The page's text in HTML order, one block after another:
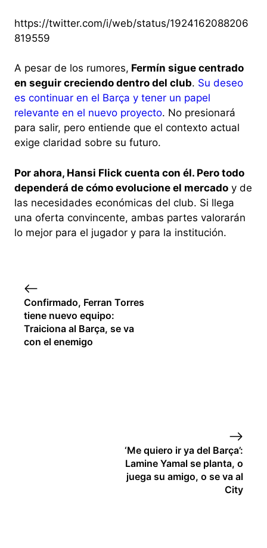
https://twitter.com/i/web/status/1924162088206
819559
A pesar de los rumores, Fermín sigue centrado
en seguir creciendo dentro del club. Su deseo
es continuar en el Barça y tener un papel
relevante en el nuevo proyecto. No presionará
para salir, pero entiende que el contexto actual
exige claridad sobre su futuro.
Por ahora, Hansi Flick cuenta con él. Pero todo
dependerá de cómo evolucione el mercado y de
las necesidades económicas del club. Si llega
una oferta convincente, ambas partes valorarán
lo mejor para el jugador y para la institución.
Confirmado, Ferran Torres
tiene nuevo equipo:
Traiciona al Barça, se va
con el enemigo
‘Me quiero ir ya del Barça’:
Lamine Yamal se planta, o
juega su amigo, o se va al
City